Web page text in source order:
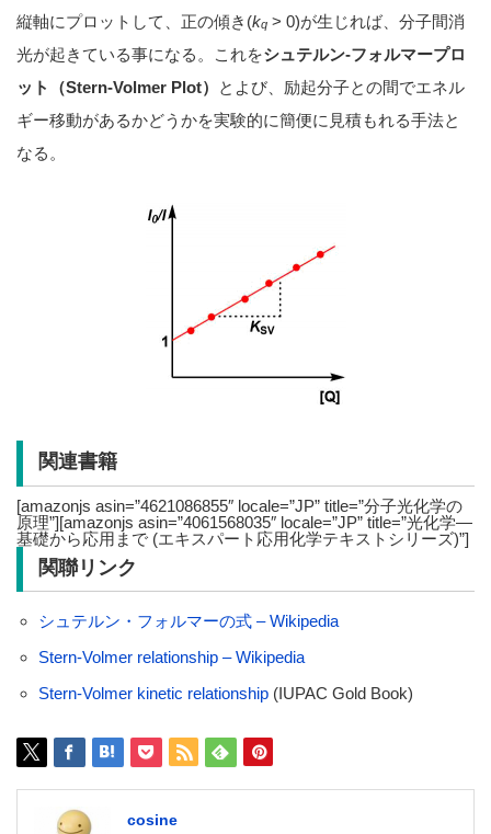
縦軸にプロットして、正の傾き(kq > 0)が生じれば、分子間消
光が起きている事になる。これをシュテルン-フォルマープロ
ット（Stern-Volmer Plot）
とよび、励起分子との間でエネル
ギー移動があるかどうかを実験的に簡便に見積もれる手法と
なる。
関連書籍
[amazonjs asin=”4621086855″ locale=”JP” title=”分子光化学の
原理”][amazonjs asin=”4061568035″ locale=”JP” title=”光化学―
基礎から応用まで (エキスパート応用化学テキストシリーズ)”]
関聯リンク
シュテルン・フォルマーの式 – Wikipedia
Stern-Volmer relationship – Wikipedia
Stern-Volmer kinetic relationship(IUPAC Gold Book)
cosine